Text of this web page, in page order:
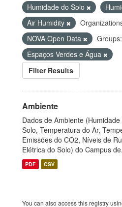
Humidade do Solo
Air Humidity
NOVA Open Data
Groups:
Espaços Verdes e Água
Filter Results
Ambiente
Dados de Ambiente
Solo, Temperatura do Ar,
Emissões do CO2, Níveis de
Elétrica do Solo) do Campus
PDF CSV
You can also access this registry